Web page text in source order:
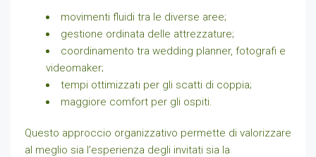
movimenti fluidi tra le diverse aree;
gestione ordinata delle attrezzature;
coordinamento tra wedding planner, fotografi e
videomaker;
tempi ottimizzati per gli scatti di coppia;
maggiore comfort per gli ospiti.
Questo approccio organizzativo permette di valorizzare
al meglio sia l’esperienza degli invitati sia la